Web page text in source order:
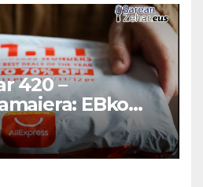
420 –
EBko
berriak
AAren
behin